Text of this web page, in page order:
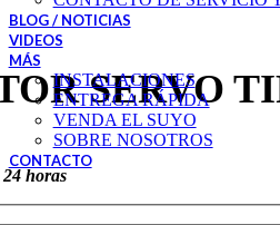
BLOG / NOTICIAS
VIDEOS
MÁS
INSTALACIONES
ENTREGA RÁPIDA
VENDA EL SUYO
SOBRE NOSOTROS
CONTACTO
SERVO
horas